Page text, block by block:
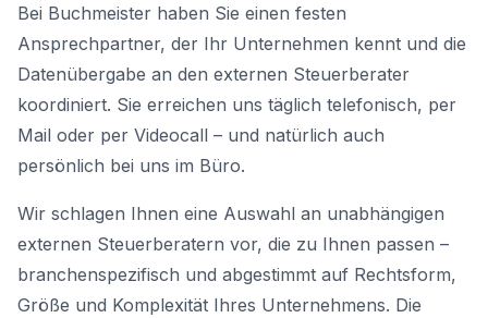
Bei Buchmeister haben Sie einen festen
Ansprechpartner, der Ihr Unternehmen kennt und die
Datenübergabe an den externen Steuerberater
koordiniert. Sie erreichen uns täglich telefonisch, per
Mail oder per Videocall – und natürlich auch
persönlich bei uns im Büro.
Wir schlagen Ihnen eine Auswahl an unabhängigen
externen Steuerberatern vor, die zu Ihnen passen –
branchenspezifisch und abgestimmt auf Rechtsform,
Größe und Komplexität Ihres Unternehmens. Die